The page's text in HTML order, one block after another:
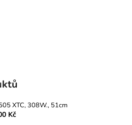
XTC, 308W., 51cm
Kč